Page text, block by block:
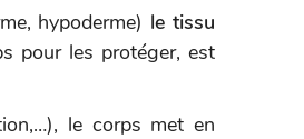
hypoderme) le tissu
pour les protéger, est
le corps met en